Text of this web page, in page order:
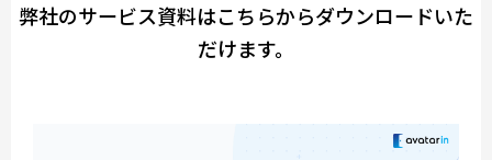
弊社のサービス資料はこちらからダウンロードいた
だけます。